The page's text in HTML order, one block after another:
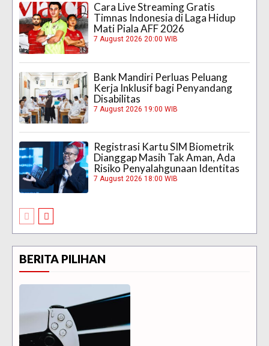
Cara Live Streaming Gratis
Timnas Indonesia di Laga Hidup
Mati Piala AFF 2026
7 August 2026 20:00 WIB
Bank Mandiri Perluas Peluang
Kerja Inklusif bagi Penyandang
Disabilitas
7 August 2026 19:00 WIB
Registrasi Kartu SIM Biometrik
Dianggap Masih Tak Aman, Ada
Risiko Penyalahgunaan Identitas
7 August 2026 18:00 WIB
BERITA PILIHAN